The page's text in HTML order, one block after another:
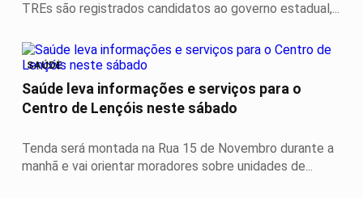
TREs são registrados candidatos ao governo estadual,...
SAÚDE
Saúde leva informações e serviços para o
Centro de Lençóis neste sábado
Tenda será montada na Rua 15 de Novembro durante a
manhã e vai orientar moradores sobre unidades de...